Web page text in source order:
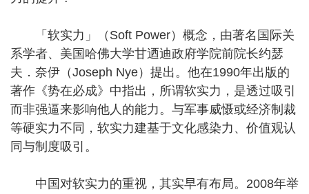
「软实力」（Soft Power）概念，由著名国际关
系学者、美国哈佛大学甘迺迪政府学院前院长约瑟
夫．奈伊（Joseph Nye）提出。他在1990年出版的
著作《势在必成》中指出，所谓软实力，是透过吸引
而非强逼来影响他人的能力。与军事威慑或经济制裁
等硬实力不同，软实力建基于文化感染力、价值观认
同与制度吸引。
中国对软实力的重视，其实早有布局。2008年举